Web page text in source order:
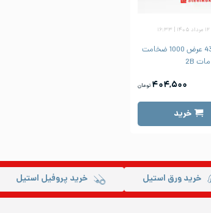
ورق رول استیل 430 عرض 1000 ضخامت
۴۰۴,۵۰۰ تومان
خرید
خرید ورق استیل خرید پروفیل استیل